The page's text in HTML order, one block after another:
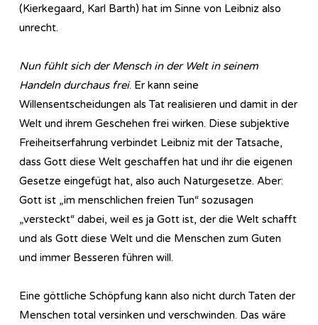
(Kierkegaard, Karl Barth) hat im Sinne von Leibniz also
unrecht.
Nun fühlt sich der Mensch in der Welt in seinem
Handeln durchaus frei. Er kann seine
Willensentscheidungen als Tat realisieren und damit in der
Welt und ihrem Geschehen frei wirken. Diese subjektive
Freiheitserfahrung verbindet Leibniz mit der Tatsache,
dass Gott diese Welt geschaffen hat und ihr die eigenen
Gesetze eingefügt hat, also auch Naturgesetze. Aber:
Gott ist „im menschlichen freien Tun“ sozusagen
„versteckt“ dabei, weil es ja Gott ist, der die Welt schafft
und als Gott diese Welt und die Menschen zum Guten
und immer Besseren führen will.
Eine göttliche Schöpfung kann also nicht durch Taten der
Menschen total versinken und verschwinden. Das wäre